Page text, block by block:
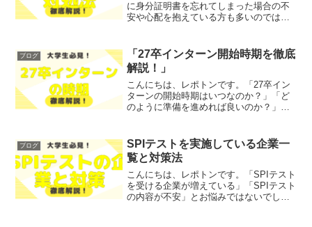
に身分証明書を忘れてしまった場合の不
安や心配を抱えている方も多いのではな
く解説します！レポトンこの記事は次の
ような人におすすめ！試験...
ブログ
「27卒インターン開始時期を徹底
解説！」
こんにちは、レポトンです。「27卒イン
ターンの開始時期はいつなのか？」「ど
のように準備を進めれば良いのか？」と
備について徹底解説します！レポトンこ
の記事は次のような人...
ブログ
SPIテストを実施している企業一
覧と対策法
こんにちは、レポトンです。「SPIテスト
を受ける企業が増えている」「SPIテスト
の内容が不安」とお悩みではないでしょ